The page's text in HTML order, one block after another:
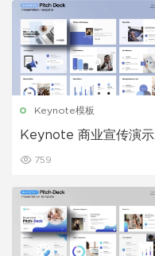
Keynote模板
Keynote 商业宣传演示
759